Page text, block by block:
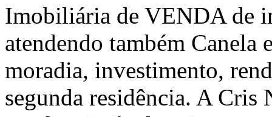
Imobiliária de VENDA de
atendendo também Canela
moradia, investimento,
segunda residência. A